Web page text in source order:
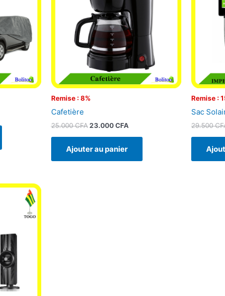
Remise : 8%
Cafetière
25.000CFA 23.000CFA
Ajouter au panier
Remise :
Sac
29.500